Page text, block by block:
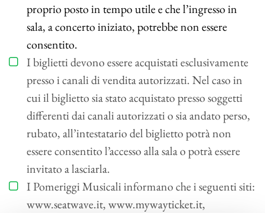
proprio posto in tempo utile e che l’ingresso in
sala, a concerto iniziato, potrebbe non essere
consentito.
I biglietti devono essere acquistati esclusivamente
presso i canali di vendita autorizzati. Nel caso in
cui il biglietto sia stato acquistato presso soggetti
differenti dai canali autorizzati o sia andato perso,
rubato, all’intestatario del biglietto potrà non
essere consentito l’accesso alla sala o potrà essere
invitato a lasciarla.
I Pomeriggi Musicali informano che i seguenti siti:
www.seatwave.it, www.mywayticket.it,